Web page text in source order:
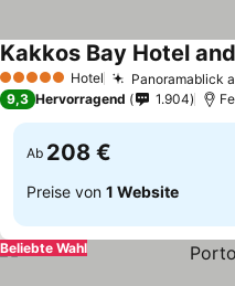
5 Sterne Hotel Panoramablick
Kakkos Bay Hotel
9,3 Hervorragend 1.904
Ab 208 €
Preise von 1 Website
Beliebte Wahl